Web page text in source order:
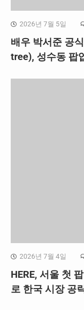
2026년 7월 5일
배우 박서준 공
tree), 성수동 팝
2026년 7월 4일
HERE, 서울 첫
로 한국 시장 공